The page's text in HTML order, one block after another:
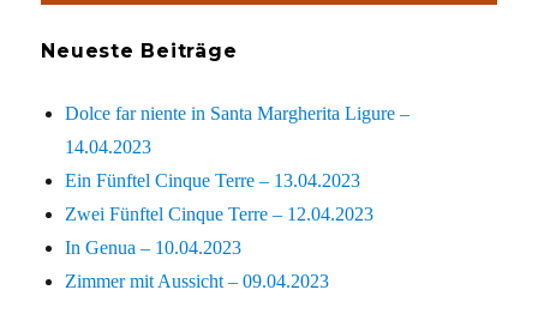
Neueste Beiträge
Dolce far niente in Santa Margherita Ligure –
14.04.2023
Ein Fünftel Cinque Terre – 13.04.2023
Zwei Fünftel Cinque Terre – 12.04.2023
In Genua – 10.04.2023
Zimmer mit Aussicht – 09.04.2023